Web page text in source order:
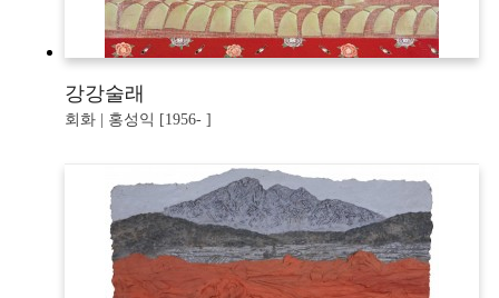
강강술래
회화 | 홍성익 [1956- ]